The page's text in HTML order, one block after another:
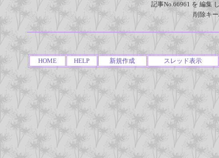
記事No.66961 を 編集
削除キ
HOME HELP 新規作成 スレッド表示